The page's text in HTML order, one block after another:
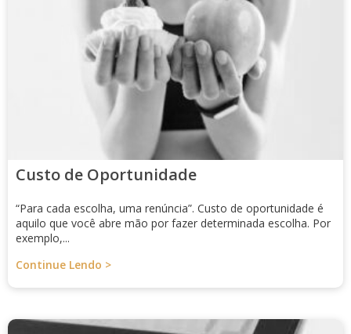
Custo de Oportunidade
“Para cada escolha, uma renúncia”. Custo de oportunidade é
aquilo que você abre mão por fazer determinada escolha. Por
exemplo,...
Continue Lendo >